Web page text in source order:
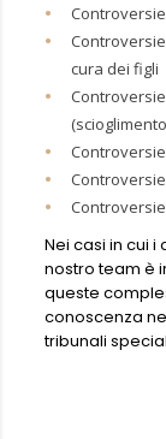
cura dei figli
Nei casi in cui
nostro team è
queste
conoscenza
tribunali